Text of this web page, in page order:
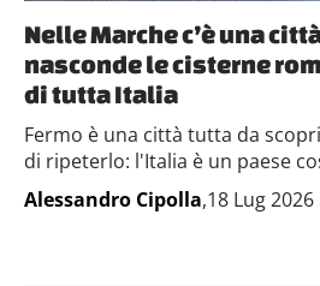
Nelle Marche c’è una
nasconde le cisterne
di tutta Italia
Fermo è una città tutta da
di ripeterlo: l'Italia è un paese
Alessandro Cipolla,18 Lug 2026